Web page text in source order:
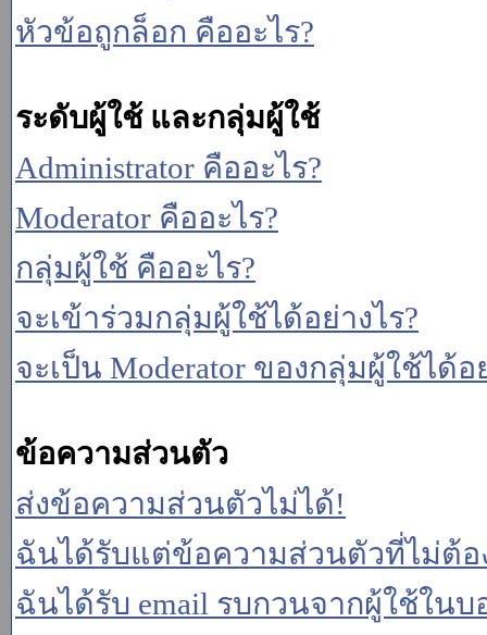
หัวข้อถูกล็อก คืออะไร?
ระดับผู้ใช้ และกลุ่มผู้ใช้
Administrator คืออะไร?
Moderator คืออะไร?
กลุ่มผู้ใช้ คืออะไร?
จะเข้าร่วมกลุ่มผู้ใช้ได้อย่างไร?
จะเป็น Moderator ของกลุ่มผู้ใช้ได้อ
ข้อความส่วนตัว
ส่งข้อความส่วนตัวไม่ได้!
ฉันได้รับแต่ข้อความส่วนตัวที่ไม่ต้อ
ฉันได้รับ email รบกวนจากผู้ใช้ใน